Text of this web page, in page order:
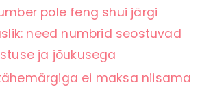
pole feng shui järgi
need numbrid seostuvad
ja jõukusega
ei maksa niisama